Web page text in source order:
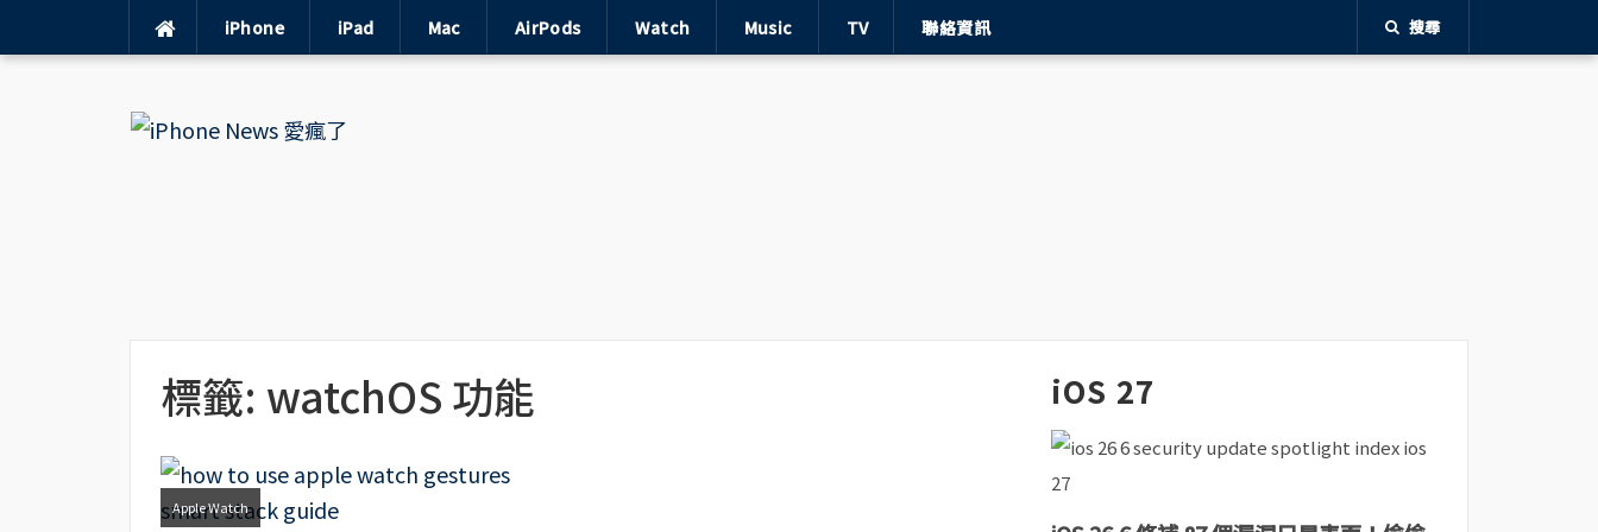
iPhone iPad Mac AirPods Watch Music TV 聯絡資訊 搜尋
標籤: watchOS 功能
Apple Watch
iOS 27